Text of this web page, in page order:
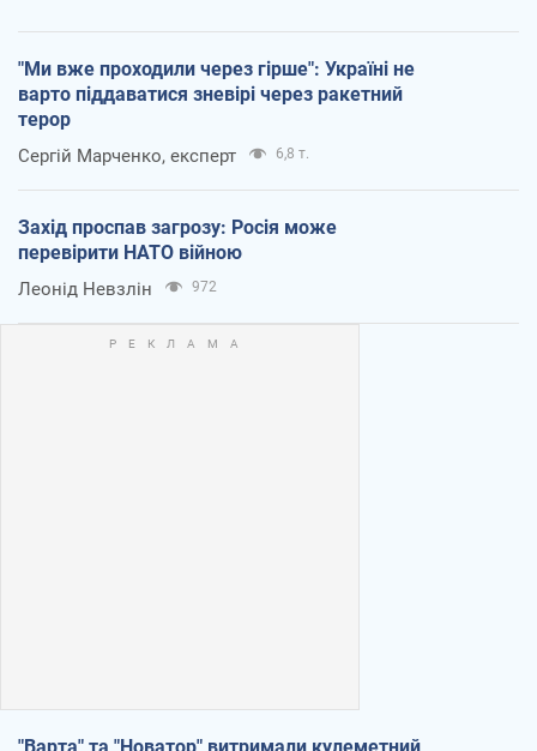
"Ми вже проходили через гірше": Україні не
варто піддаватися зневірі через ракетний
терор
Сергій Марченко, експерт 6,8 т.
Захід проспав загрозу: Росія може
перевірити НАТО війною
Леонід Невзлін 972
"Варта" та "Новатор" витримали кулеметний